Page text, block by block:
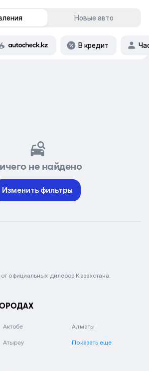
Новые авто
В кредит
не найдено
Изменить фильтры
официальных дилеров Казахстана.
Актобе Алматы
Атырау Показать еще